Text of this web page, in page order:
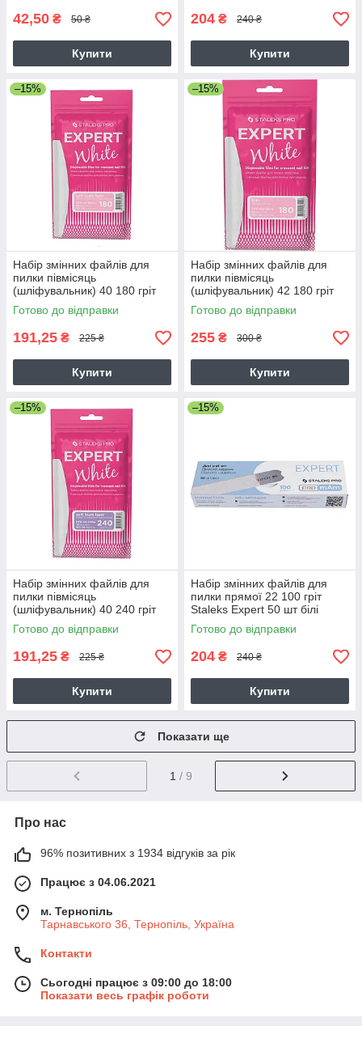
42,50 ₴ 50 ₴
Купити
204 ₴ 240 ₴
Купити
–15%
Набір змінних файлів для
пилки півмісяць
(шліфувальник) 40 180 гріт
Staleks Expert 30 шт білі
Готово до відправки
191,25 ₴ 225 ₴
Купити
–15%
Набір змінних файлів для
пилки півмісяць
(шліфувальник) 42 180 гріт
Staleks Expert 50 шт білі
Готово до відправки
255 ₴ 300 ₴
Купити
–15%
Набір змінних файлів для
пилки півмісяць
(шліфувальник) 40 240 гріт
Staleks Expert 30 шт білі
Готово до відправки
191,25 ₴ 225 ₴
Купити
–15%
Набір змінних файлів для
пилки прямої 22 100 гріт
Staleks Expert 50 шт білі
Готово до відправки
204 ₴ 240 ₴
Купити
Показати ще
1 / 9
Про нас
96% позитивних з 1934 відгуків за рік
Працює з 04.06.2021
м. Тернопіль
Тарнавського 36, Тернопіль, Україна
Контакти
Сьогодні працює з 09:00 до 18:00
Показати весь графік роботи